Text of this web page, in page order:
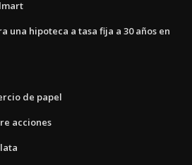
una hipoteca a tasa fija a 30 años en
de papel
acciones